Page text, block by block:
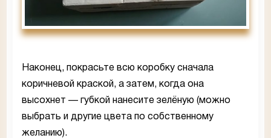
Наконец, покрасьте всю коробку сначала
коричневой краской, а затем, когда она
высохнет — губкой нанесите зелёную (можно
выбрать и другие цвета по собственному
желанию).